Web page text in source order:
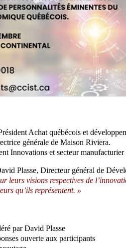
Achat québécois et
générale de Maison Riviera.
Innovations et secteur
Plasse, Directeur général de
leurs visions respectives de
qu’ils représentent. »
par David Plasse
ouverte aux participants